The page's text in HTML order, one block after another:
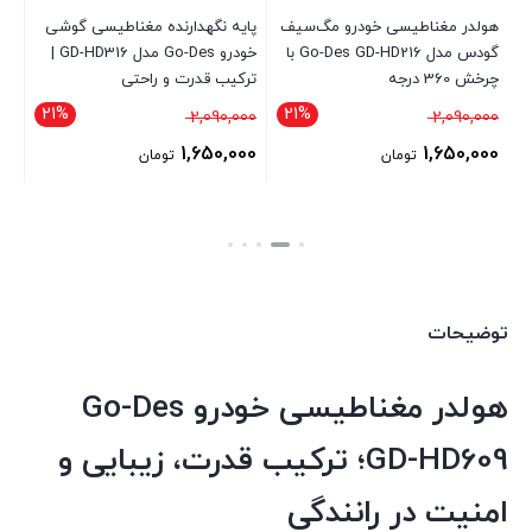
هولدر مغناطیسی خودرو مگ‌سیف
گودس مدل Go-Des GD-HD216 با
چرخش 360 درجه
21% 2,090,000قیمت
اصلی1,650,000 تومان
پایه نگهدارنده مغناطیسی گوشی
خودرو Go-Des مدل GD-HD316 |
ترکیب قدرت و راحتی
21% 2,090,000قیمت
اصلی1,650,000 تومان
توضیحات
هولدر مغناطیسی خودرو Go-Des
GD-HD609؛ ترکیب قدرت، زیبایی و
امنیت در رانندگی